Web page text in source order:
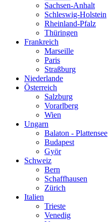
Sachsen-Anhalt
Schleswig-Holstein
Rheinland-Pfalz
Thüringen
Frankreich
Marseille
Paris
Straßburg
Niederlande
Österreich
Salzburg
Vorarlberg
Wien
Ungarn
Balaton - Plattensee
Budapest
Györ
Schweiz
Bern
Schaffhausen
Zürich
Italien
Trieste
Venedig